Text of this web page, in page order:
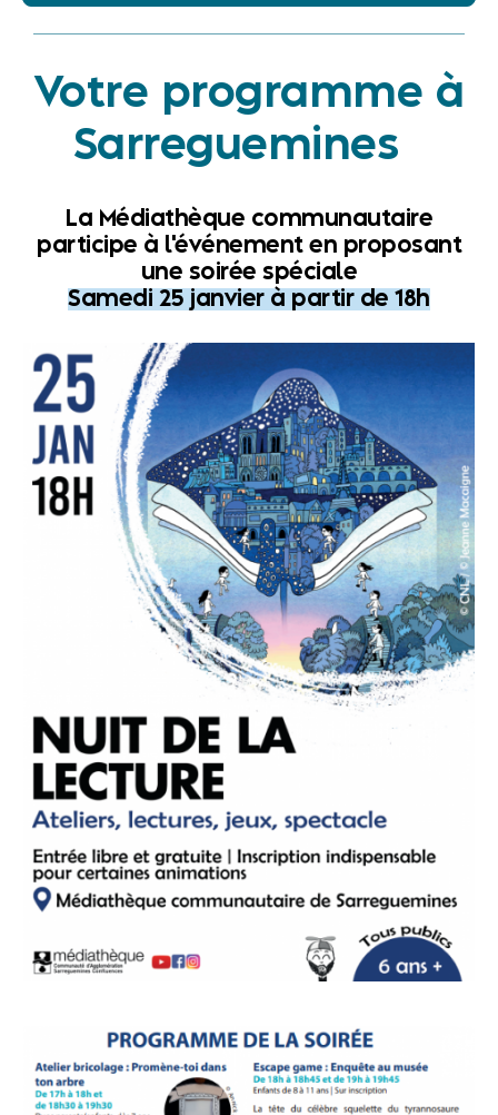
Votre programme à
Sarreguemines
La Médiathèque communautaire
participe à l'événement en proposant
une soirée spéciale
Samedi 25 janvier à partir de 18h